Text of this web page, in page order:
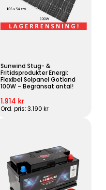
Sunwind Stug- &
Fritidsprodukter Energi:
Flexibel Solpanel Gotland
100W – Begränsat antal!
1.914 kr
Ord. pris: 3.190 kr